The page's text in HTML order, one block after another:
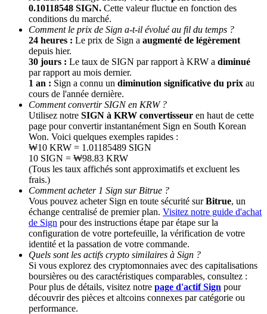
Parrainage
Invitez un ami pour recevoir des récompenses en espèces
BTC Welcome Rewards
BTC Welcome Rewards
Deposit & Trade BTC to Share 25000 USDT prize pool!
Deposit CASHCAT & Win
Share 500000 CASHCAT prize pool
0.10118548 SIGN. Cette valeur fluctue en fonction des
conditions du marché.
Comment le prix de Sign a-t-il évolué au fil du temps ?
24 heures : Le prix de Sign a augmenté de légèrement
depuis hier.
30 jours : Le taux de SIGN par rapport à KRW a diminué
par rapport au mois dernier.
1 an : Sign a connu un diminution significative du prix au
cours de l'année dernière.
Comment convertir SIGN en KRW ?
Utilisez notre SIGN à KRW convertisseur en haut de cette
page pour convertir instantanément Sign en South Korean
Won. Voici quelques exemples rapides :
₩10 KRW = 1.01185489 SIGN
10 SIGN = ₩98.83 KRW
(Tous les taux affichés sont approximatifs et excluent les
frais.)
Comment acheter 1 Sign sur Bitrue ?
Vous pouvez acheter Sign en toute sécurité surBitrue, un
échange centralisé de premier plan. Visitez notre guide d'achat
de Sign pour des instructions étape par étape sur la
configuration de votre portefeuille, la vérification de votre
identité et la passation de votre commande.
Quels sont les actifs crypto similaires à Sign ?
Si vous explorez des cryptomonnaies avec des capitalisations
boursières ou des caractéristiques comparables, consultez :
Pour plus de détails, visitez notre page d'actif Sign pour
découvrir des pièces et altcoins connexes par catégorie ou
performance.